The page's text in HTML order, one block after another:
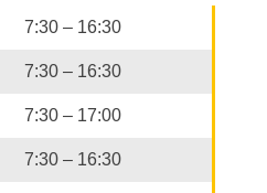
7:30 – 16:30
7:30 – 16:30
7:30 – 17:00
7:30 – 16:30